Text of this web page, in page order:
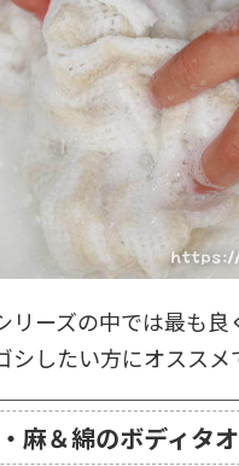
リーズの中では最も
シしたい方にオススメ
麻＆綿のボディタ